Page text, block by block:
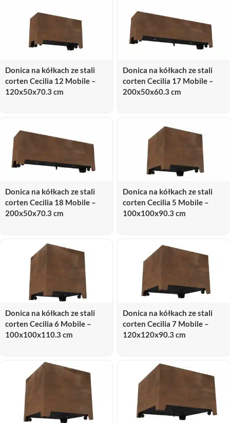
Donica na kółkach ze stali
corten Cecilia 12 Mobile –
120x50x70.3 cm
Donica na kółkach ze stali
corten Cecilia 17 Mobile –
200x50x60.3 cm
Donica na kółkach ze stali
corten Cecilia 18 Mobile –
200x50x70.3 cm
Donica na kółkach ze stali
corten Cecilia 5 Mobile –
100x100x90.3 cm
Donica na kółkach ze stali
corten Cecilia 6 Mobile –
100x100x110.3 cm
Donica na kółkach ze stali
corten Cecilia 7 Mobile –
120x120x90.3 cm